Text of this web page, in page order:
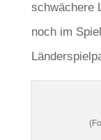
schwächere
noch im